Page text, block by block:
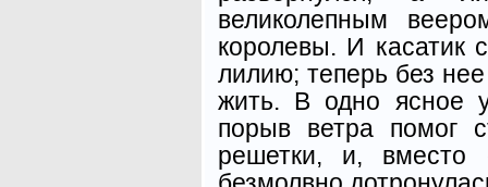
великолепным
королевы. И касатик
лилию; теперь без
жить. В одно ясное
порыв ветра помог
решетки, и, вместо